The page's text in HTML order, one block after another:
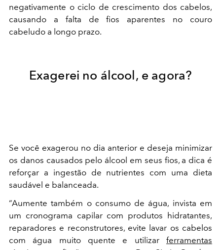
negativamente o ciclo de crescimento dos cabelos,
causando a falta de fios aparentes no couro
cabeludo a longo prazo.
Exagerei no álcool, e agora?
Se você exagerou no dia anterior e deseja minimizar
os danos causados pelo álcool em seus fios, a dica é
reforçar a ingestão de nutrientes com uma dieta
saudável e balanceada.
“Aumente também o consumo de água, invista em
um cronograma capilar com produtos hidratantes,
reparadores e reconstrutores, evite lavar os cabelos
com água muito quente e utilizar ferramentas